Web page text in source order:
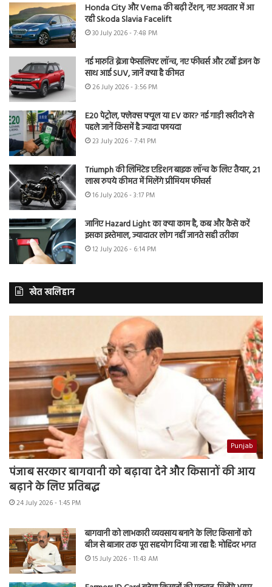
Honda City और Verna की बढ़ी टेंशन, नए अवतार में आ
रही Skoda Slavia Facelift
30 July 2026 - 7:48 PM
नई मारुति ब्रेजा फेसलिफ्ट लॉन्च, नए फीचर्स और टर्बो इंजन के
साथ आई SUV, जानें क्या है कीमत
26 July 2026 - 3:56 PM
E20 पेट्रोल, फ्लेक्स फ्यूल या EV कार? नई गाड़ी खरीदने से
पहले जानें किसमें है ज्यादा फायदा
23 July 2026 - 7:41 PM
Triumph की लिमिटेड एडिशन बाइक लॉन्च के लिए तैयार, 21
लाख रुपये कीमत में मिलेंगे प्रीमियम फीचर्स
16 July 2026 - 3:17 PM
जानिए Hazard Light का क्या काम है, कब और कैसे करें
इसका इस्तेमाल, ज्यादातर लोग नहीं जानते सही तरीका
12 July 2026 - 6:14 PM
खेत खलिहान
Punjab
पंजाब सरकार बागवानी को बढ़ावा देने और किसानों की आय
बढ़ाने के लिए प्रतिबद्ध
24 July 2026 - 1:45 PM
बागवानी को लाभकारी व्यवसाय बनाने के लिए किसानों को
बीज से बाजार तक पूरा सहयोग दिया जा रहा है: मोहिंदर भगत
15 July 2026 - 11:43 AM